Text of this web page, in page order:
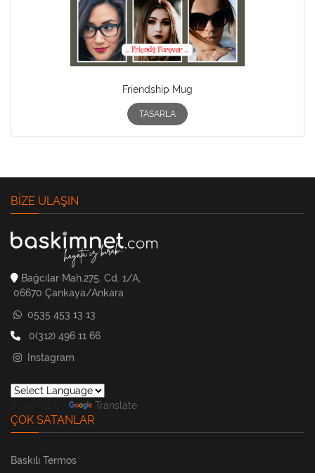
Friendship Mug
TASARLA
BIZE ULAŞIN
Bağcılar Mah.275. Cd. 1/A,
06670 Çankaya/Ankara
0535 453 13 13
0(312) 496 11 66
Instagram
Translate
ÇOK SATANLAR
Baskılı Termos